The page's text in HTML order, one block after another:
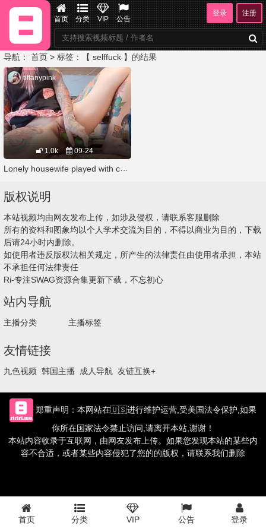
首页 分类 VIP 公告
登录 注册
导航： 首页 > 标签：【 selffuck 】的结果
1.0k 09-24
tiffanypink
版权说明
本站视频均由网友发布上传，如涉及侵权，请联系客服删除
所有的资料和图象均以个人学术交流为目的，不得以商业为目的，下载
后请24小时内删除。
如使用者违反版权法相关规定，所产生的法律责任由使用者承担，本站
不承担任何法律责任
Ri-专注SWAG资源合集更新下载，不忘初心
站内导航
主播分类 主播标签
友情链接
九色视频 韩国主播 成人导航 友链互换+
郑重声明：本网站在🇺🇸进行维护运营,受美国法令保护,如果
你所在国家法令禁止访问,请离开本站,谢谢！
本站内容收录于互联网，由网友发布上传。如果您发现本站的某些内
容不合适，或者某些内容侵犯了您的的版权，请联系我们删除
首页 分类 VIP 公告 登录